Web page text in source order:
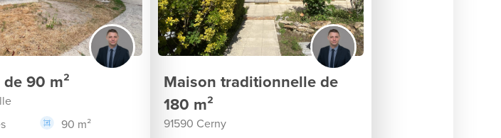
90 m²
90 m²
Maison traditionnelle de
180 m²
91590 Cerny